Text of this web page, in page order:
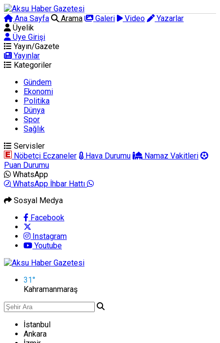
Ana Sayfa Arama Galeri Video
Yazarlar
Üyelik
Üye Girişi
Yayın/Gazete
Yayınlar
Kategoriler
Gündem
Ekonomi
Politika
Dünya
Spor
Sağlık
Servisler
Nöbetçi Eczaneler
Hava Durumu
Namaz Vakitleri
Puan Durumu
WhatsApp
WhatsApp İhbar Hattı
Sosyal Medya
Facebook
Instagram
Youtube
31°
Kahramanmaraş
İstanbul
Ankara